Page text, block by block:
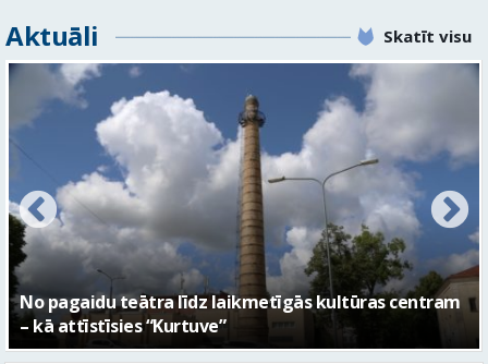
Aktuāli Skatīt visu
FOTO: Ar daudzveidīgiem notikumiem aizvadīta
Valmieras 743. dzimšanas diena